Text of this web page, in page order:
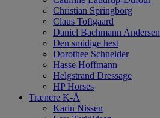
Christian Springborg
Claus Toftgaard
Daniel Bachmann Andersen
Den smidige hest
Dorothee Schneider
Hasse Hoffmann
Helgstrand Dressage
HP Horses
Trænere K-Å
Karin Nissen